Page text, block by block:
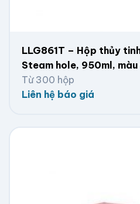
LLG861T – Hộp thủy
Steam hole, 950ml,
Từ 300 hộp
Liên hệ báo giá